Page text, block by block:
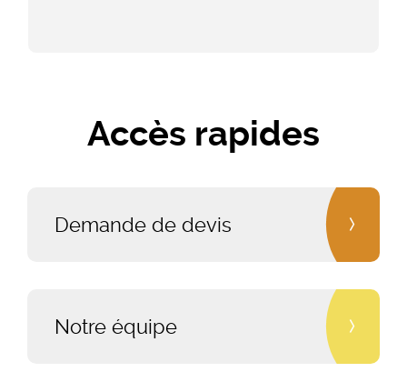
Accès rapides
Demande de devis
Notre équipe